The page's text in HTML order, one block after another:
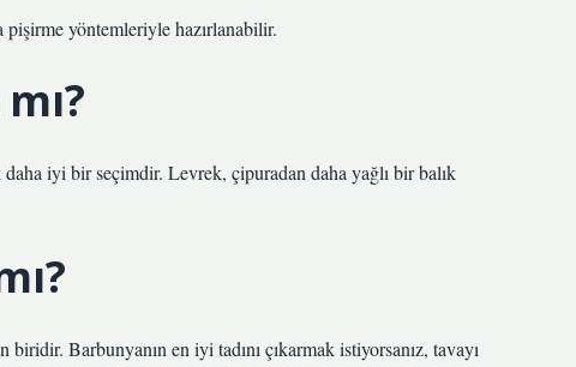
pişirme yöntemleriyle hazırlanabilir.
iyi bir seçimdir. Levrek, çipuradan daha yağlı bir balık
Barbunyanın en iyi tadını çıkarmak istiyorsanız, tavayı